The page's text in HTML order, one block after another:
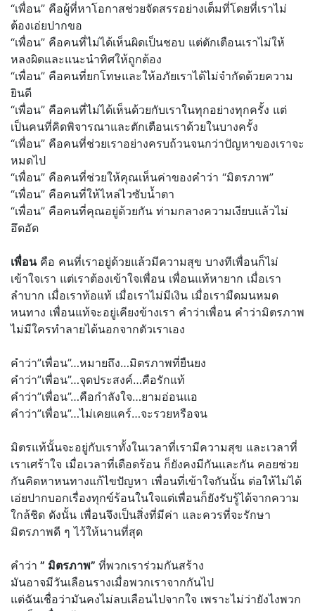
“เพื่อน” คือผู้ที่หาโอกาสช่วยจัดสรรอย่างเต็มที่โดยที่เราไม่
ต้องเอ่ยปากขอ
“เพื่อน” คือคนที่ไม่ได้เห็นผิดเป็นชอบ แต่ตักเตือนเราไม่ให้
หลงผิดและแนะนำทิศให้ถูกต้อง
“เพื่อน” คือคนที่ยกโทษและให้อภัยเราได้ไม่จำกัดด้วยความ
ยินดี
“เพื่อน” คือคนที่ไม่ได้เห็นด้วยกับเราในทุกอย่างทุกครั้ง แต่
เป็นคนที่คิดพิจารณาและตักเตือนเราด้วยในบางครั้ง
“เพื่อน” คือคนที่ช่วยเราอย่างครบถ้วนจนกว่าปัญหาของเราจะ
หมดไป
“เพื่อน” คือคนที่ช่วยให้คุณเห็นค่าของคำว่า “มิตรภาพ”
“เพื่อน” คือคนที่ให้ไหล่ไวซับน้ำตา
“เพื่อน” คือคนที่คุณอยู่ด้วยกัน ท่ามกลางความเงียบแล้วไม่
อึดอัด
เพื่อนคือ คนที่เราอยู่ด้วยแล้วมีความสุข บางทีเพื่อนก็ไม่
เข้าใจเรา แต่เราต้องเข้าใจเพื่อน เพื่อนแท้หายาก เมื่อเรา
ลำบาก เมื่อเราท้อแท้ เมื่อเราไม่มีเงิน เมื่อเรามืดมนหมด
หนทาง เพื่อนแท้จะอยู่เคียงข้างเรา คำว่าเพื่อน คำว่ามิตรภาพ
ไม่มีใครทำลายได้นอกจากตัวเราเอง
คำว่า”เพื่อน”…หมายถึง…มิตรภาพที่ยืนยง
คำว่า”เพื่อน”…จุดประสงค์…คือรักแท้
คำว่า”เพื่อน”…คือกำลังใจ…ยามอ่อนแอ
คำว่า”เพื่อน”…ไม่เคยแคร์…จะรวยหรือจน
มิตรแท้นั้นจะอยู่กับเราทั้งในเวลาที่เรามีความสุข และเวลาที่
เราเศร้าใจ เมื่อเวลาที่เดือดร้อน ก็ยังคงมีกันและกัน คอยช่วย
กันคิดหาหนทางแก้ไขปัญหา เพื่อนที่เข้าใจกันนั้น ต่อให้ไม่ได้
เอ่ยปากบอกเรื่องทุกข์ร้อนในใจแต่เพื่อนก็ยังรับรู้ได้จากความ
ใกล้ชิด ดังนั้น เพื่อนจึงเป็นสิ่งที่มีค่า และควรที่จะรักษา
มิตรภาพดี ๆ ไว้ให้นานที่สุด
คำว่า ” มิตรภาพ” ที่พวกเราร่วมกันสร้าง
มันอาจมีวันเลือนรางเมื่อพวกเราจากกันไป
แต่ฉันเชื่อว่ามันคงไม่ลบเลือนไปจากใจ เพราะไม่ว่ายังไงพวก